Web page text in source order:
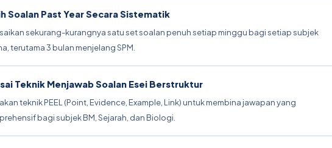
Soalan Past Year Secara Sistematik
sekurang-kurangnya satu set soalan penuh setiap minggu bagi setiap subjek
terutama 3 bulan menjelang SPM.
Teknik Menjawab Soalan Esei Berstruktur
teknik PEEL (Point, Evidence, Example, Link) untuk membina jawapan yang
bagi subjek BM, Sejarah, dan Biologi.